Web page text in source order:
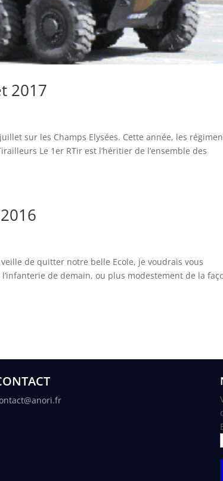
2017
sur les Champs Elysées. Cette année, les
Le 1er RTir est l’héritier de l’ensemble des
de quitter notre belle Ecole, je voudrais vous
de demain, ou plus modestement de la